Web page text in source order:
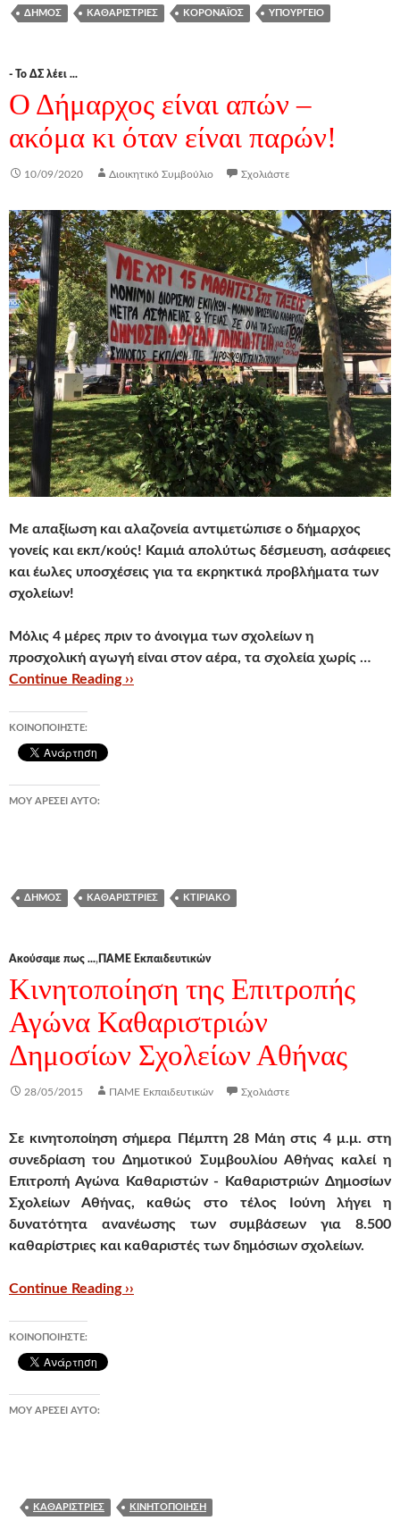
ΔΉΜΟΣ ΚΑΘΑΡΊΣΤΡΙΕΣ ΚΟΡΟΝΑΪΌΣ ΥΠΟΥΡΓΕΊΟ
- Το ΔΣ λέει ...
Ο Δήμαρχος είναι απών –
ακόμα κι όταν είναι παρών!
10/09/2020 Διοικητικό Συμβούλιο Σχολιάστε
Με απαξίωση και αλαζονεία αντιμετώπισε ο δήμαρχος
γονείς και εκπ/κούς! Καμιά απολύτως δέσμευση, ασάφειες
και έωλες υποσχέσεις για τα εκρηκτικά προβλήματα των
σχολείων!
Μόλις 4 μέρες πριν το άνοιγμα των σχολείων η
προσχολική αγωγή είναι στον αέρα, τα σχολεία χωρίς …
Continue Reading ››
ΚΟΙΝΟΠΟΙΉΣΤΕ:
ΜΟΥ ΑΡΈΣΕΙ ΑΥΤΌ:
ΔΉΜΟΣ ΚΑΘΑΡΊΣΤΡΙΕΣ ΚΤΙΡΙΑΚΌ
Ακούσαμε πως ..., ΠΑΜΕ Εκπαιδευτικών
Κινητοποίηση της Επιτροπής
Αγώνα Καθαριστριών
Δημοσίων Σχολείων Αθήνας
28/05/2015 ΠΑΜΕ Εκπαιδευτικών Σχολιάστε
Σε κινητοποίηση σήμερα Πέμπτη 28 Μάη στις 4 μ.μ. στη
συνεδρίασητου Δημοτικού Συμβουλίου Αθήναςκαλεί η
Επιτροπή Αγώνα Καθαριστών - Καθαριστριών Δημοσίων
Σχολείων Αθήνας, καθώς στο τέλος Ιούνη λήγει η
δυνατότητα ανανέωσης των συμβάσεωνγια 8.500
καθαρίστριες και καθαριστές των δημόσιων σχολείων.
Continue Reading ››
ΚΟΙΝΟΠΟΙΉΣΤΕ:
ΜΟΥ ΑΡΈΣΕΙ ΑΥΤΌ:
ΚΑΘΑΡΊΣΤΡΙΕΣ ΚΙΝΗΤΟΠΟΊΗΣΗ